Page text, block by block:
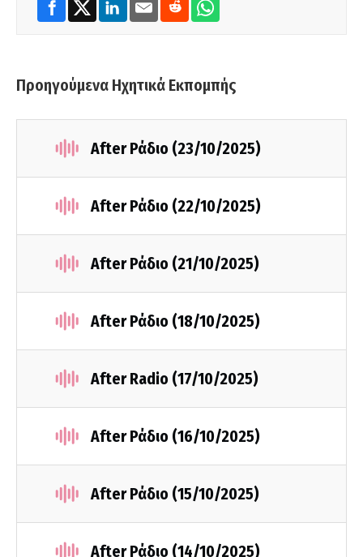
Προηγούμενα Ηχητικά Εκπομπής
After Ράδιο (23/10/2025)
After Ράδιο (22/10/2025)
After Ράδιο (21/10/2025)
After Ράδιο (18/10/2025)
After Radio (17/10/2025)
After Ράδιο (16/10/2025)
After Ράδιο (15/10/2025)
After Ράδιο (14/10/2025)